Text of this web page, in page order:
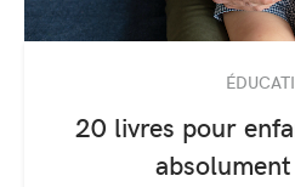
20 livres pour